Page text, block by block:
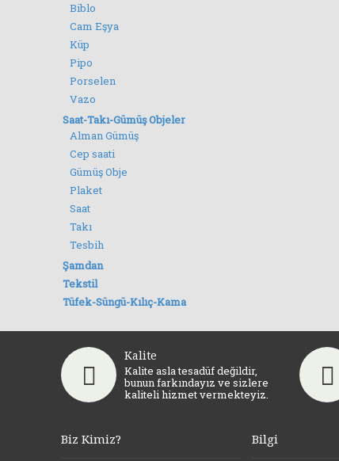
Biblo
Cam Eşya
Küp
Pipo
Porselen
Vazo
Saat-Takı-Gümüş Objeler
Alman Gümüş
Cep saati
Gümüş Obje
Plaket
Saat
Takı
Tesbih
Şamdan
Tekstil
Tüfek-Süngü-Kılıç-Kama
Kalite
Kalite asla tesadüf değildir,
bunun farkındayız ve sizlere
kaliteli hizmet vermekteyiz.
Biz Kimiz? Bilgi